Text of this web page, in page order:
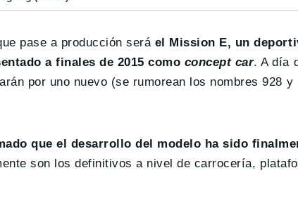
pase a producción será el Mission E, un
a finales de 2015 como concept car. A día
por uno nuevo (se rumorean los nombres 928 y
que el desarrollo del modelo ha sido
son los definitivos a nivel de carrocería,